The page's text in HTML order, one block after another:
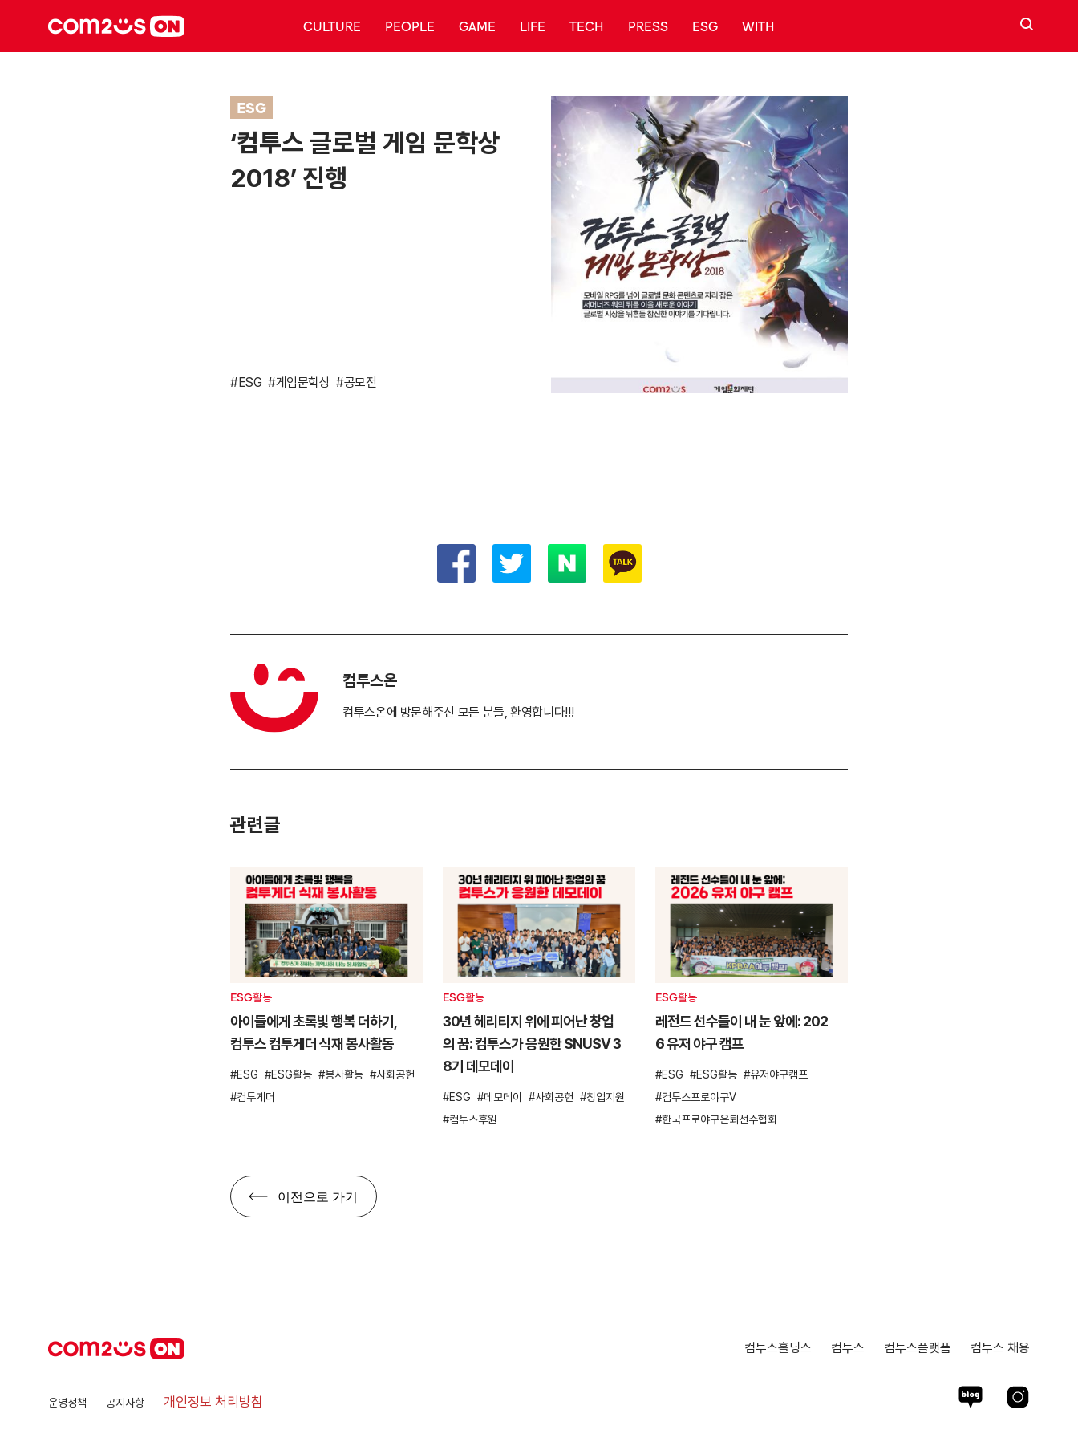
CULTURE PEOPLE GAME LIFE TECH PRESS ESG WITH 검색
ESG
‘컴투스 글로벌 게임 문학상
2018’ 진행
#ESG #게임문학상 #공모전
컴투스온
컴투스온에 방문해주신 모든 분들, 환영합니다!!!
관련글
ESG활동
아이들에게 초록빛 행복 더하기,
컴투스 컴투게더 식재 봉사활동
ESG ESG활동 봉사활동
사회공헌
컴투게더
ESG활동
30년 헤리티지 위에 피어난 창업
의 꿈: 컴투스가 응원한 SNUSV 3
8기 데모데이
ESG 데모데이 사회공헌
창업지원
컴투스후원
ESG활동
레전드 선수들이 내 눈 앞에: 202
6 유저 야구 캠프
ESG ESG활동
유저야구캠프
컴투스프로야구V
한국프로야구은퇴선수협회
이전으로 가기
운영정책 공지사항 개인정보 처리방침
컴투스홀딩스 컴투스 컴투스플랫폼 컴투스 채용